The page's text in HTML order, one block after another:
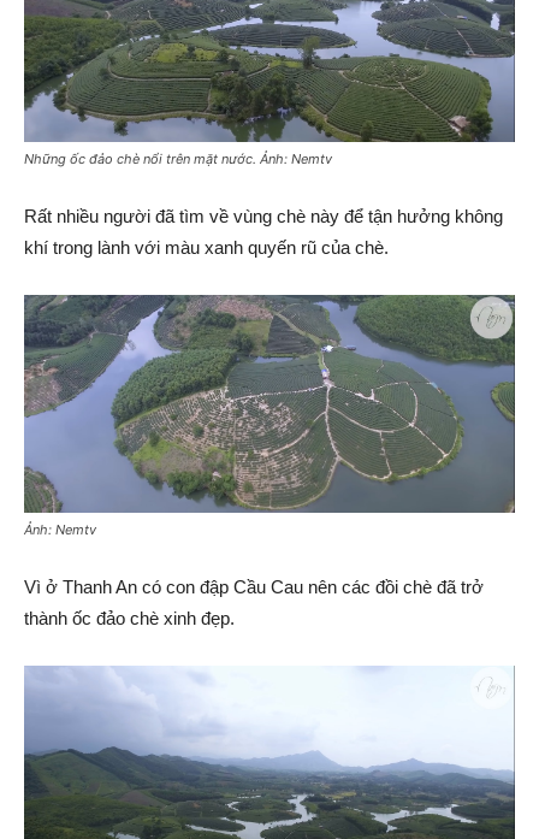
Những ốc đảo chè nổi trên mặt nước. Ảnh: Nemtv
Rất nhiều người đã tìm về vùng chè này để tận hưởng không
khí trong lành với màu xanh quyến rũ của chè.
Ảnh: Nemtv
Vì ở Thanh An có con đập Cầu Cau nên các đồi chè đã trở
thành ốc đảo chè xinh đẹp.